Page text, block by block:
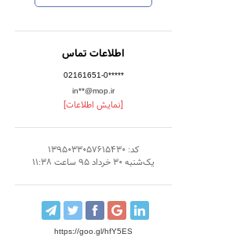
اطلاعات تماس
02161651-0*****
in**@mop.ir
[نمایش اطلاعات]
کد: 1395033057615430
یک‌شنبه 30 خرداد 95 ساعت 11:38
https://goo.gl/hfY5ES